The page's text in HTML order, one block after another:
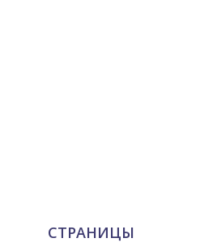
СТРАНИЦЫ